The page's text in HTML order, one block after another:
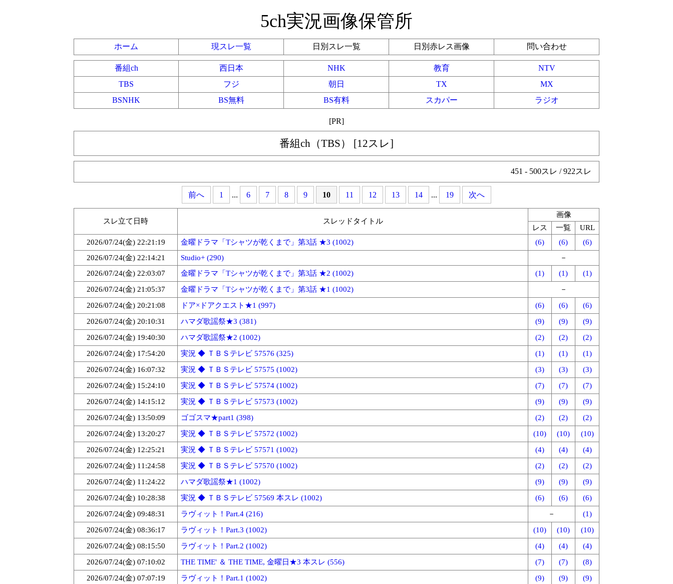
5ch実況画像保管所
ホーム 現スレ一覧 日別スレ一覧 日別赤レス画像 問い合わせ
番組ch 西日本 NHK 教育
NTV
TBS
フジ 朝日 TX
MX
BSNHK
BS無料 BS有料 スカパー ラジオ
[PR]
番組ch（TBS） [12スレ]
451 - 500スレ / 922スレ
前へ 1 ... 6 7 8 9 10 11 12 13 14 ... 19 次へ
スレ立て日時 スレッドタイトル
画像
レス
一覧
URL
2026/07/24(金) 22:21:19
金曜ドラマ「Tシャツが乾くまで」第3話 ★3 (1002) (6) (6)
(6)
2026/07/24(金) 22:14:21
Studio+ (290)
－
2026/07/24(金) 22:03:07
金曜ドラマ「Tシャツが乾くまで」第3話 ★2 (1002) (1) (1)
(1)
2026/07/24(金) 21:05:37
金曜ドラマ「Tシャツが乾くまで」第3話 ★1 (1002)
－
2026/07/24(金) 20:21:08
ドア×ドアクエスト★1 (997) (6) (6)
(6)
2026/07/24(金) 20:10:31
ハマダ歌謡祭★3 (381) (9) (9)
(9)
2026/07/24(金) 19:40:30
ハマダ歌謡祭★2 (1002) (2) (2)
(2)
2026/07/24(金) 17:54:20
実況 ◆ ＴＢＳテレビ 57576 (325) (1) (1)
(1)
2026/07/24(金) 16:07:32
実況 ◆ ＴＢＳテレビ 57575 (1002) (3) (3)
(3)
2026/07/24(金) 15:24:10
実況 ◆ ＴＢＳテレビ 57574 (1002) (7) (7)
(7)
2026/07/24(金) 14:15:12
実況 ◆ ＴＢＳテレビ 57573 (1002) (9) (9)
(9)
2026/07/24(金) 13:50:09
ゴゴスマ★part1 (398) (2) (2)
(2)
2026/07/24(金) 13:20:27
実況 ◆ ＴＢＳテレビ 57572 (1002) (10) (10)
(10)
2026/07/24(金) 12:25:21
実況 ◆ ＴＢＳテレビ 57571 (1002) (4) (4)
(4)
2026/07/24(金) 11:24:58
実況 ◆ ＴＢＳテレビ 57570 (1002) (2) (2)
(2)
2026/07/24(金) 11:24:22
ハマダ歌謡祭★1 (1002) (9) (9)
(9)
2026/07/24(金) 10:28:38
実況 ◆ ＴＢＳテレビ 57569 本スレ (1002) (6) (6)
(6)
2026/07/24(金) 09:48:31
ラヴィット！Part.4 (216) －
(1)
2026/07/24(金) 08:36:17
ラヴィット！Part.3 (1002) (10) (10)
(10)
2026/07/24(金) 08:15:50
ラヴィット！Part.2 (1002) (4) (4)
(4)
2026/07/24(金) 07:10:02
THE TIME' ＆ THE TIME, 金曜日★3 本スレ (556) (7) (7)
(8)
2026/07/24(金) 07:07:19
ラヴィット！Part.1 (1002) (9) (9)
(9)